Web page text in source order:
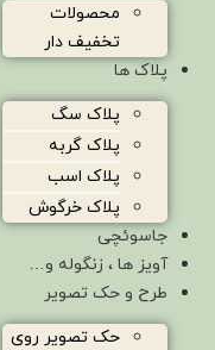
محصولات
تخفیف دار
پلاک ها
پلاک سگ
پلاک گربه
پلاک اسب
پلاک خرگوش
جاسوئچی
آویز ها ، زنگوله و…
طرح و حک تصویر
حک تصویر روی